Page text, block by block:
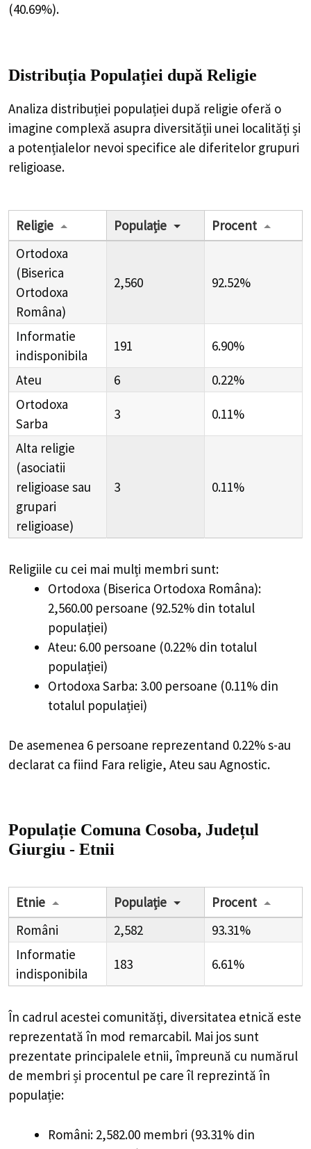
(40.69%).
Distribuția Populației după Religie
Analiza distribuției populației după religie oferă o
imagine complexă asupra diversității unei localități și
a potențialelor nevoi specifice ale diferitelor grupuri
religioase.
Religie Populație
Procent
Ortodoxa
(Biserica
Ortodoxa
Româna)
2,560 92.52%
Informatie
indisponibila
191 6.90%
Ateu 6
0.22%
Ortodoxa
Sarba
3 0.11%
Alta religie
(asociatii
religioase sau
grupari
religioase)
3 0.11%
Religiile cu cei mai mulți membri sunt:
Ortodoxa (Biserica Ortodoxa Româna):
2,560.00 persoane (92.52% din totalul
populației)
Ateu: 6.00 persoane (0.22% din totalul
populației)
Ortodoxa Sarba: 3.00 persoane (0.11% din
totalul populației)
De asemenea 6 persoane reprezentand 0.22% s-au
declarat ca fiind Fara religie, Ateu sau Agnostic.
Populație Comuna Cosoba, Județul
Giurgiu - Etnii
Etnie Populație
Procent
Români
2,582
93.31%
Informatie
indisponibila
183 6.61%
În cadrul acestei comunități, diversitatea etnică este
reprezentată în mod remarcabil. Mai jos sunt
prezentate principalele etnii, împreună cu numărul
de membri și procentul pe care îl reprezintă în
populație:
Români: 2,582.00 membri (93.31% din